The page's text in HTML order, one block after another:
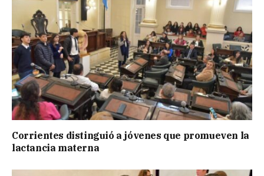
Corrientes distinguió a jóvenes que promueven la
lactancia materna